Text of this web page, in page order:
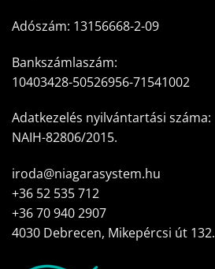
Adószám: 13156668-2-09
Bankszámlaszám:
10403428-50526956-71541002
Adatkezelés nyilvántartási száma:
NAIH-82806/2015.
iroda@niagarasystem.hu
+36 52 535 712
+36 70 940 2907
4030 Debrecen, Mikepércsi út 132.